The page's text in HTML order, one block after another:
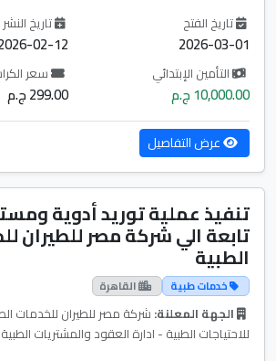
تاريخ الفتح
2026-03-01
تاريخ النشر
02-12
التأمين الإبتدائي
10,000.00 ج.م
سعر
299.00 ج.م
عرض التفاصيل
تنفيذ عملية توريد أدوية
تابعة الي شركة مصر للطيران
الطبية
خدمات طبية القاهرة
الجهة المعلنة: شركة مصر للطيران للخدمات
للاحتياجات الطبية - ادارة العقود والمشتريات الطبية